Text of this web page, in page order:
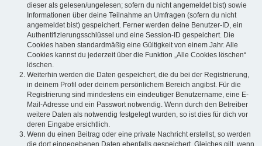
dieser als gelesen/ungelesen; sofern du nicht angemeldet bist) sowie
Informationen über deine Teilnahme an Umfragen (sofern du nicht
angemeldet bist) gespeichert. Ferner werden deine Benutzer-ID, ein
Authentifizierungsschlüssel und eine Session-ID gespeichert. Die
Cookies haben standardmäßig eine Gültigkeit von einem Jahr. Alle
Cookies kannst du jederzeit über die Funktion „Alle Cookies löschen“
löschen.
Weiterhin werden die Daten gespeichert, die du bei der Registrierung,
in deinem Profil oder deinem persönlichem Bereich angibst. Für die
Registrierung sind mindestens ein eindeutiger Benutzername, eine E-
Mail-Adresse und ein Passwort notwendig. Wenn durch den Betreiber
weitere Daten als notwendig festgelegt wurden, so ist dies für dich vor
deren Eingabe ersichtlich.
Wenn du einen Beitrag oder eine private Nachricht erstellst, so werden
die dort eingegebenen Daten ebenfalls gespeichert. Gleiches gilt, wenn